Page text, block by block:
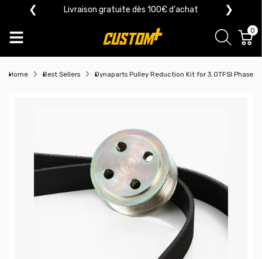
❮ Livraison gratuite dès 100€ d'achat ❯
0
Home Best Sellers Dynaparts Pulley Reduction Kit for 3.0TFSI Phase 2